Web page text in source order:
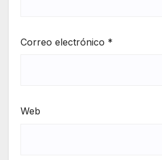
Correo electrónico *
Web